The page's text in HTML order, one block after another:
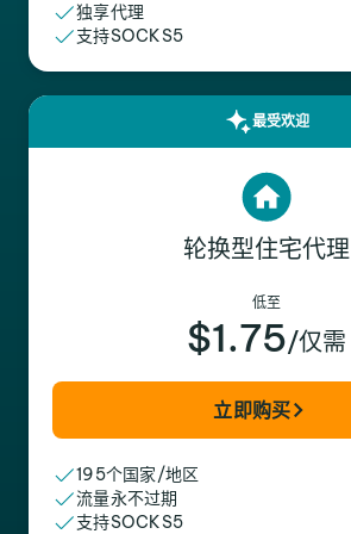
独享代理
支持SOCKS5
最受欢迎
轮换型住宅代理
低至
$1.75/仅需
立即购买
195个国家/地区
流量永不过期
支持SOCKS5